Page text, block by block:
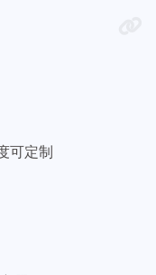
可定制